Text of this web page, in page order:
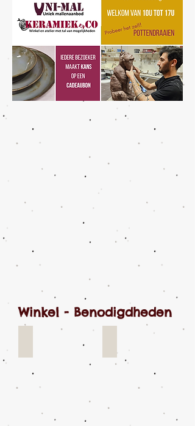
Winkel - Benodigdheden
grondstoffen